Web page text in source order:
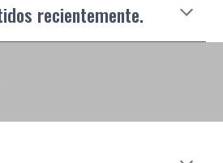
recientemente.